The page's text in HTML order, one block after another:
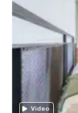
Video